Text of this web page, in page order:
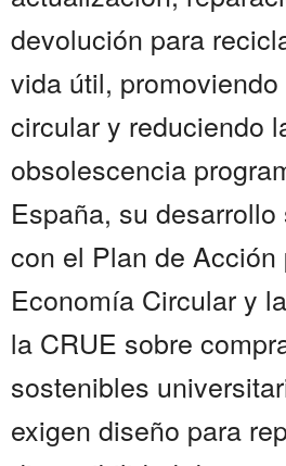
devolución para
vida útil,
circular y reduciendo
obsolescencia
España, su
con el Plan de Acción
Economía Circular y
la CRUE sobre
sostenibles
exigen diseño para